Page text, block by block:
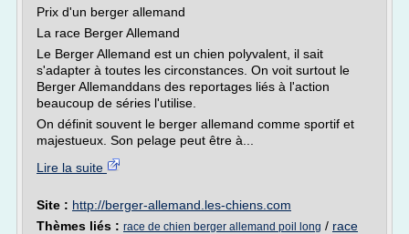
Prix d'un berger allemand
La race Berger Allemand
Le Berger Allemand est un chien polyvalent, il sait
s'adapter à toutes les circonstances. On voit surtout le
Berger Allemanddans des reportages liés à l'action
beaucoup de séries l'utilise.
On définit souvent le berger allemand comme sportif et
majestueux. Son pelage peut être à...
Lire la suite
Site : http://berger-allemand.les-chiens.com
Thèmes liés : race de chien berger allemand poil long / race